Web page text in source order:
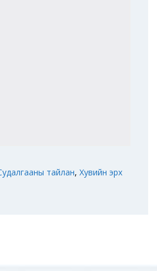
тайлан, Хувийн эрх